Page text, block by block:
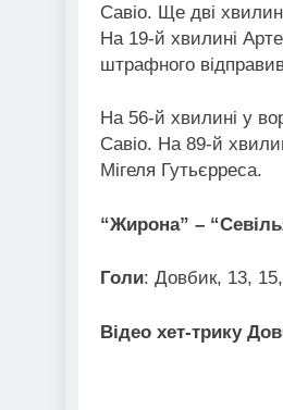
Савіо. Ще дві
На 19-й хвилині
штрафного
На 56-й хвилині у
Савіо. На 89-й
Мігеля Гутьєрреса.
“Жирона” –
Голи: Довбик, 13,
Відео хет-трику